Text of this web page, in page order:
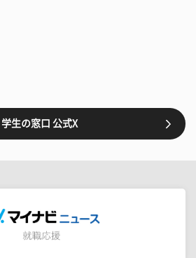
学生の窓口 公式X